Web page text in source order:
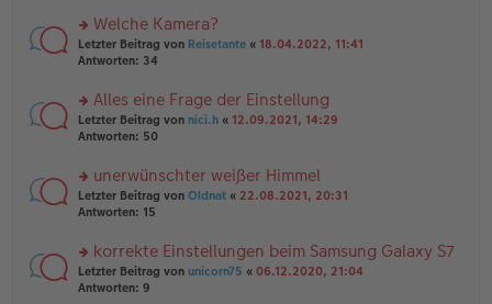
g
e
n
er
tr
a
g
n
g
el
e
n
er
tr
a
g
rs
te
n
g
el
e
n
er
tr
a
g
Welche Kamera?
Letzter Beitrag von Reisetante « 18.04.2022, 11:41
Antworten: 34
rs
te
n
g
el
e
n
er
Alles eine Frage der Einstellung
Letzter Beitrag von nici.h « 12.09.2021, 14:29
Antworten: 50
rs
te
n
g
el
unerwünschter weißer Himmel
Letzter Beitrag von Oldnat « 22.08.2021, 20:31
Antworten: 15
rs
te
korrekte Einstellungen beim Samsung Galaxy S7
Letzter Beitrag von unicorn75 « 06.12.2020, 21:04
Antworten: 9